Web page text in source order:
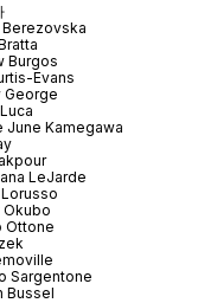
Berezovska
Burgos
Evans
George
June Kamegawa
LeJarde
Ottone
Sargentone
Bussel